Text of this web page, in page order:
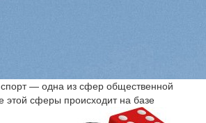
спорт — одна из сфер общественной
этой сферы происходит на базе